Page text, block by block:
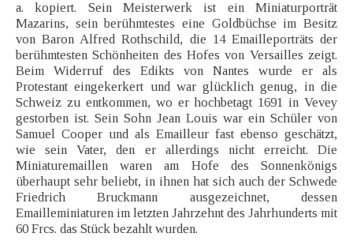
a. kopiert. Sein Meisterwerk ist ein Miniaturporträt
Mazarins, sein berühmtestes eine Goldbüchse im Besitz
von Baron Alfred Rothschild, die 14 Emailleporträts der
berühmtesten Schönheiten des Hofes von Versailles zeigt.
Beim Widerruf des Edikts von Nantes wurde er als
Protestant eingekerkert und war glücklich genug, in die
Schweiz zu entkommen, wo er hochbetagt 1691 in Vevey
gestorben ist. Sein Sohn Jean Louis war ein Schüler von
Samuel Cooper und als Emailleur fast ebenso geschätzt,
wie sein Vater, den er allerdings nicht erreicht. Die
Miniaturemaillen waren am Hofe des Sonnenkönigs
überhaupt sehr beliebt, in ihnen hat sich auch der Schwede
Friedrich Bruckmann ausgezeichnet, dessen
Emailleminiaturen im letzten Jahrzehnt des Jahrhunderts mit
60 Frcs. das Stück bezahlt wurden.